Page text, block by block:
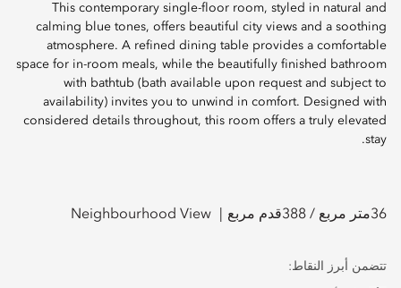
This contemporary single-floor room, styled in natural and
calming blue tones, offers beautiful city views and a soothing
atmosphere. A refined dining table provides a comfortable
space for in-room meals, while the beautifully finished bathroom
with bathtub (bath available upon request and subject to
availability) invites you to unwind in comfort. Designed with
considered details throughout, this room offers a truly elevated
stay.
36متر مربع / 388قدم مربع Neighbourhood View
تتضمن أبرز النقاط: